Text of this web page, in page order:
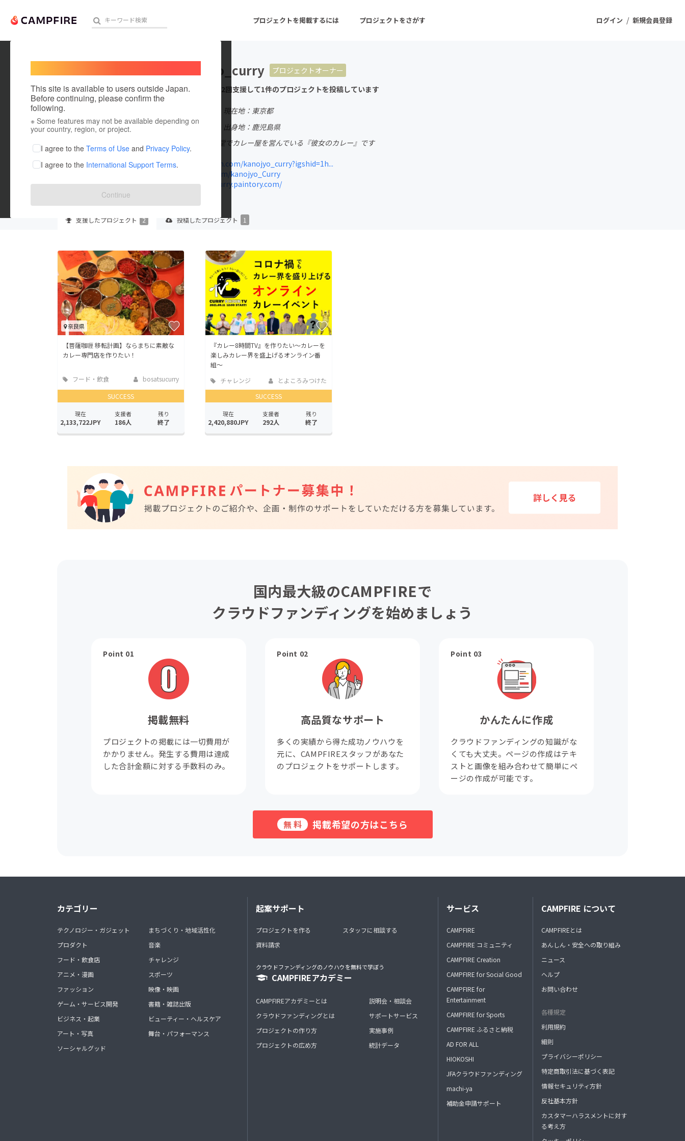
ログイン / 新規会員登録
プロジェクトを掲載するには プロジェクトをさがす
人気のプロジェクト 注目のリターン 注目の新着プロジェクト
アート・写真 音楽
テクノロジー・ガジェット
ゲーム・サービス開発
映像・映画
書籍・雑誌出版
ビジネス・起業
チャレンジ
まちづくり・地域活性化
CAMPFIREふるさと納税
This site is available to users outside Japan.
Before continuing, please confirm the
following.
※ Some features may not be available depending on
your country, region, or project.
I agree to the Terms of Use and Privacy Policy.
I agree to the International Support Terms.
Continue
kanojyo_curry
プロジェクトオーナー
これまでに2回支援して1件のプロジェクトを投稿しています
現在地：東京都
出身国：日本
出身地：鹿児島県
世田谷区は経堂でカレー屋を営んでいる『彼女のカレー』です
instagram.com/kanojyo_curry?igshid=1h...
twitter.com/kanojyo_Curry
kanojyocurry.paintory.com/
支援したプロジェクト 2 投稿したプロジェクト 1
奈良県
【菩薩咖喱 移転計画】ならまちに素敵な
カレー専門店を作りたい！
フード・飲食
店
bosatsucurry
SUCCESS
現在
2,133,722JPY
支援者
186人
残り
終了
『カレー8時間TV』を作りたい〜カレーを
楽しみカレー界を盛上げるオンライン番
組〜
チャレンジ
とよころみつけた
SUCCESS
現在
2,420,880JPY
支援者
292人
残り
終了
国内最大級のCAMPFIREで
クラウドファンディングを始めましょう
Point 01
掲載無料
プロジェクトの掲載には一切費用が
かかりません。発生する費用は達成
した合計金額に対する手数料のみ。
Point 02
高品質なサポート
多くの実績から得た成功ノウハウを
元に、CAMPFIREスタッフがあなた
のプロジェクトをサポートします。
Point 03
かんたんに作成
クラウドファンディングの知識がな
くても大丈夫。ページの作成はテキ
ストと画像を組み合わせて簡単にペ
ージの作成が可能です。
無料 掲載希望の方はこちら
カテゴリー
テクノロジー・ガジェット
プロダクト
フード・飲食店
アニメ・漫画
ファッション
ゲーム・サービス開発
ビジネス・起業
アート・写真
ソーシャルグッド
まちづくり・地域活性化
音楽
チャレンジ
スポーツ
映像・映画
書籍・雑誌出版
ビューティー・ヘルスケア
舞台・パフォーマンス
起案サポート
プロジェクトを作る
資料請求
スタッフに相談する
クラウドファンディングのノウハウを無料で学ぼう
CAMPFIREアカデミー
CAMPFIREアカデミーとは
クラウドファンディングとは
プロジェクトの作り方
プロジェクトの広め方
説明会・相談会
サポートサービス
実施事例
統計データ
サービス
CAMPFIRE
CAMPFIRE コミュニティ
CAMPFIRE Creation
CAMPFIRE for Social Good
CAMPFIRE for
Entertainment
CAMPFIRE for Sports
CAMPFIRE ふるさと納税
AD FOR ALL
HIOKOSHI
JFAクラウドファンディング
machi-ya
補助金申請サポート
CAMPFIRE について
CAMPFIREとは
あんしん・安全への取り組み
ニュース
ヘルプ
お問い合わせ
各種規定
利用規約
細則
プライバシーポリシー
特定商取引法に基づく表記
情報セキュリティ方針
反社基本方針
カスタマーハラスメントに対す
る考え方